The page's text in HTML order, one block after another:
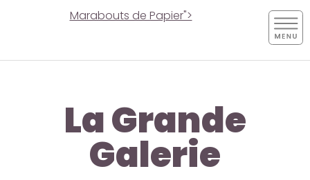
Marabouts de Papier">
La Grande
Galerie